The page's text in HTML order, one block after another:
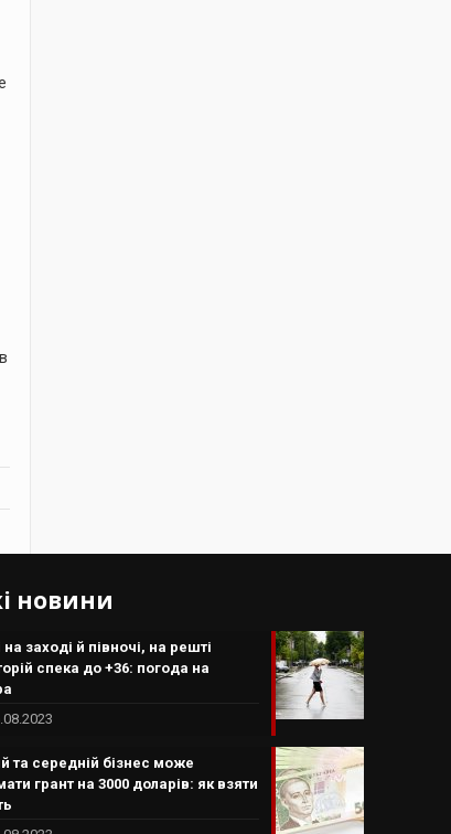
новини
заході й півночі, на решті
спека до +36: погода на
та середній бізнес може
грант на 3000 доларів: як взяти